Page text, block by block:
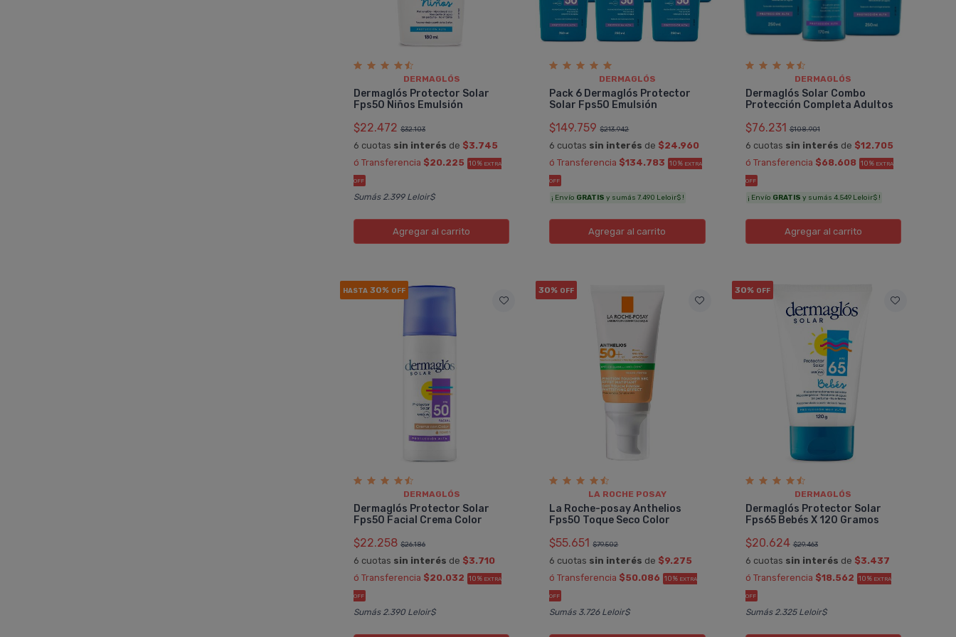
DERMAGLÓS
Dermaglós Protector Solar
Fps50 Niños Emulsión
$22.472 $32.103
6 cuotas sin interés de $3.745
ó Transferencia $20.225 10% EXTRA
OFF
Sumás 2.399 Leloir$
Agregar al carrito
DERMAGLÓS
Pack 6 Dermaglós Protector
Solar Fps50 Emulsión
$149.759 $213.942
6 cuotas sin interés de $24.960
ó Transferencia $134.783 10% EXTRA
OFF
¡ Envío GRATIS y sumás 7.490 Leloir$ !
Agregar al carrito
DERMAGLÓS
Dermaglós Solar Combo
Protección Completa Adultos
$76.231 $108.901
6 cuotas sin interés de $12.705
ó Transferencia $68.608 10% EXTRA
OFF
¡ Envío GRATIS y sumás 4.549 Leloir$ !
Agregaral carrito
HASTA 30% OFF
DERMAGLÓS
Dermaglós Protector Solar
Fps50 Facial Crema Color
$22.258 $26.186
6 cuotas sin interés de $3.710
ó Transferencia $20.032 10% EXTRA
OFF
Sumás 2.390 Leloir$
30% OFF
LA ROCHE POSAY
La Roche-posay Anthelios
Fps50 Toque Seco Color
$55.651 $79.502
6 cuotas sin interés de $9.275
ó Transferencia $50.086 10% EXTRA
OFF
Sumás 3.726 Leloir$
30% OFF
DERMAGLÓS
Dermaglós Protector Solar
Fps65 Bebés X 120 Gramos
$20.624 $29.463
6 cuotas sin interés de $3.437
ó Transferencia $18.562 10% EXTRA
OFF
Sumás 2.325 Leloir$